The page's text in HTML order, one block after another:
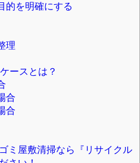
的を明確にする
理
ースとは？
合
合
ミ屋敷清掃なら『リサイクル